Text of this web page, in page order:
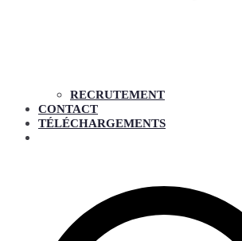
RECRUTEMENT
CONTACT
TÉLÉCHARGEMENTS